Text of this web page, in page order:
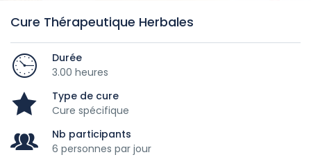
Cure Thérapeutique Herbales
Durée
3.00 heures
Type de cure
Cure spécifique
Nb participants
6 personnes par jour